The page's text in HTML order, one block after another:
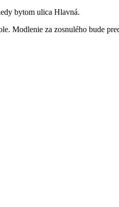
bytom ulica Hlavná.
Modlenie za zosnulého bude